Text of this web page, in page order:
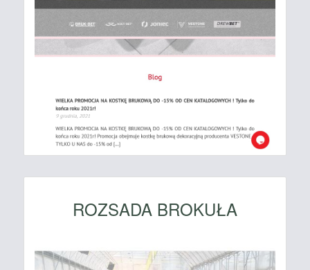
ROZSADA BROKUŁA